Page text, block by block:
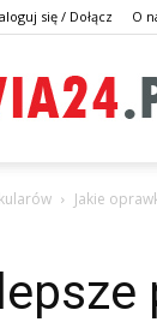
się / Dołącz O
Jakie